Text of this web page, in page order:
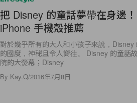
把 Disney 的童話夢帶在身邊
iPhone 手機殼推薦
對於幾乎所有的大人和小孩子來說，
的國度，神秘且令人嚮往。 Disney 的童話
院的大熒幕；Disney
By Kay.Q/2016年7月8日